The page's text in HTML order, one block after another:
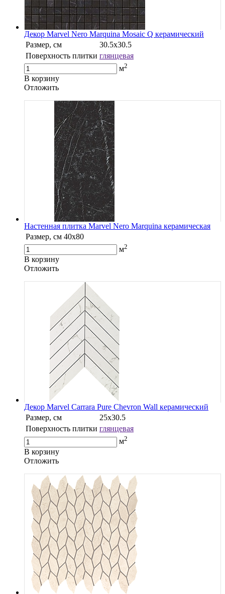
Декор Marvel Nero Marquina Mosaic Q керамический
Размер, см
30.5х30.5
Поверхность плитки глянцевая
м2
В корзину
Oтложить
Настенная плитка Marvel Nero Marquina керамическая
Размер, см 40х80
м2
В корзину
Oтложить
Декор Marvel Carrara Pure Chevron Wall керамический
Размер, см
25х30.5
Поверхность плитки глянцевая
м2
В корзину
Oтложить